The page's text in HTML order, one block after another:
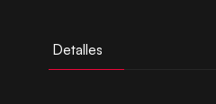
Detalles